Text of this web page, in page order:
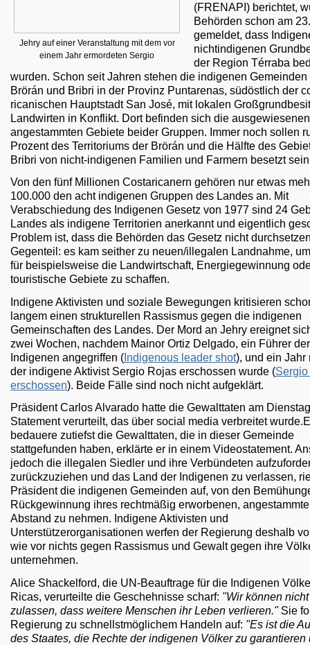
Jehry auf einer Veranstaltung mit dem vor
einem Jahr ermordeten Sergio
(FRENAPI) berichtet,
Behörden schon am
gemeldet, dass
nichtindigenen
der Region Térraba
wurden. Schon seit Jahren stehen die indigenen Gemeinden
Brörán und Bribri in der Provinz Puntarenas, südöstlich der
ricanischen Hauptstadt San José, mit lokalen
Landwirten in Konflikt. Dort befinden sich die ausgewiesenen
angestammten Gebiete beider Gruppen. Immer noch sollen
Prozent des Territoriums der Brörán und die Hälfte des
Bribri von nicht-indigenen Familien und Farmern besetzt
Von den fünf Millionen Costaricanern gehören nur etwas
100.000 den acht indigenen Gruppen des Landes an. Mit
Verabschiedung des Indigenen Gesetz von 1977 sind 24
Landes als indigene Territorien anerkannt und eigentlich
Problem ist, dass die Behörden das Gesetz nicht
Gegenteil: es kam seither zu neuen/illegalen Landnahme,
für beispielsweise die Landwirtschaft, Energiegewinnung
touristische Gebiete zu schaffen.
Indigene Aktivisten und soziale Bewegungen kritisieren
langem einen strukturellen Rassismus gegen die indigenen
Gemeinschaften des Landes. Der Mord an Jehry ereignet
zwei Wochen, nachdem Mainor Ortiz Delgado, ein Führer
Indigenen angegriffen ( Indigenous leader shot), und ein Jahr
der indigene Aktivist Sergio Rojas erschossen wurde (
erschossen). Beide Fälle sind noch nicht aufgeklärt.
Präsident Carlos Alvarado hatte die Gewalttaten am
Statement verurteilt, das über social media verbreitet
bedauere zutiefst die Gewalttaten, die in dieser Gemeinde
stattgefunden haben, erklärte er in einem Videostatement.
jedoch die illegalen Siedler und ihre Verbündeten
zurückzuziehen und das Land der Indigenen zu verlassen,
Präsident die indigenen Gemeinden auf, von den
Rückgewinnung ihres rechtmäßig erworbenen,
Abstand zu nehmen. Indigene Aktivisten und
Unterstützerorganisationen werfen der Regierung deshalb
wie vor nichts gegen Rassismus und Gewalt gegen ihre
unternehmen.
Alice Shackelford, die UN-Beauftrage für die Indigenen
Ricas, verurteilte die Geschehnisse scharf: "Wir können nicht
zulassen, dass weitere Menschen ihr Leben verlieren."Sie
Regierung zu schnellstmöglichem Handeln auf: "Es ist die
des Staates, die Rechte der indigenen Völker zu garantieren